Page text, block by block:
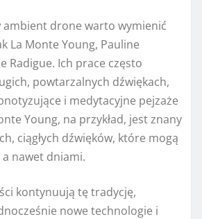
drone warto wymienić
La Monte Young, Pauline
Radigue. Ich prace często
powtarzalnych dźwiękach,
i medytacyjne pejzaże
Young, na przykład, jest znany
ciągłych dźwięków, które mogą
nawet dniami.
kontynuują tę tradycję,
nowe technologie i